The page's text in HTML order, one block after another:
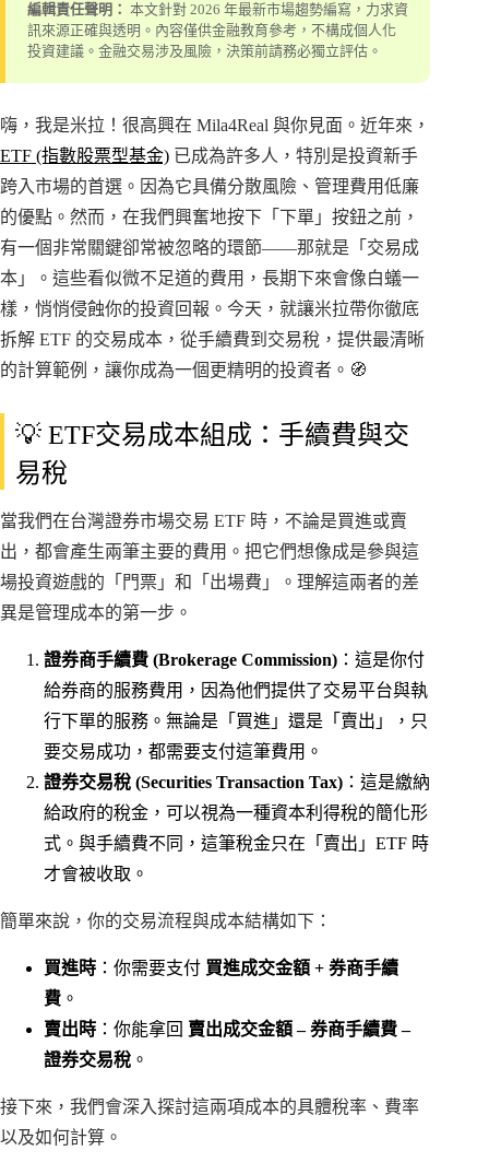
編輯責任聲明： 本文針對 2026 年最新市場趨勢編寫，力求資
訊來源正確與透明。內容僅供金融教育參考，不構成個人化
投資建議。金融交易涉及風險，決策前請務必獨立評估。
嗨，我是米拉！很高興在 Mila4Real 與你見面。近年來，
ETF (指數股票型基金) 已成為許多人，特別是投資新手
跨入市場的首選。因為它具備分散風險、管理費用低廉
的優點。然而，在我們興奮地按下「下單」按鈕之前，
有一個非常關鍵卻常被忽略的環節——那就是「交易成
本」。這些看似微不足道的費用，長期下來會像白蟻一
樣，悄悄侵蝕你的投資回報。今天，就讓米拉帶你徹底
拆解 ETF 的交易成本，從手續費到交易稅，提供最清晰
的計算範例，讓你成為一個更精明的投資者。🧭
💡 ETF交易成本組成：手續費與交
易稅
當我們在台灣證券市場交易 ETF 時，不論是買進或賣
出，都會產生兩筆主要的費用。把它們想像成是參與這
場投資遊戲的「門票」和「出場費」。理解這兩者的差
異是管理成本的第一步。
證券商手續費 (Brokerage Commission) ：這是你付
給券商的服務費用，因為他們提供了交易平台與執
行下單的服務。無論是「買進」還是「賣出」，只
要交易成功，都需要支付這筆費用。
證券交易稅 (Securities Transaction Tax) ：這是繳納
給政府的稅金，可以視為一種資本利得稅的簡化形
式。與手續費不同，這筆稅金只在「賣出」ETF 時
才會被收取。
簡單來說，你的交易流程與成本結構如下：
買進時 ：你需要支付 買進成交金額 + 券商手續
費 。
賣出時 ：你能拿回 賣出成交金額 – 券商手續費 –
證券交易稅 。
接下來，我們會深入探討這兩項成本的具體稅率、費率
以及如何計算。